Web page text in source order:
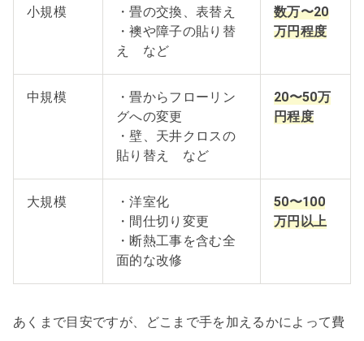
小規模
・畳の交換、表替え
・襖や障子の貼り替
え など
数万〜20
万円程度
中規模
・畳からフローリン
グへの変更
・壁、天井クロスの
貼り替え など
20〜50万
円程度
大規模
・洋室化
・間仕切り変更
・断熱工事を含む全
面的な改修
50〜100
万円以上
あくまで目安ですが、どこまで手を加えるかによって費